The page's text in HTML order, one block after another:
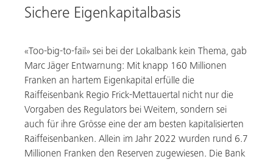
Sichere Eigenkapitalbasis
«Too-big-to-fail» sei bei der Lokalbank kein Thema, gab
Marc Jäger Entwarnung: Mit knapp 160 Millionen
Franken an hartem Eigenkapital erfülle die
Raiffeisenbank Regio Frick-Mettauertal nicht nur die
Vorgaben des Regulators bei Weitem, sondern sei
auch für ihre Grösse eine der am besten kapitalisierten
Raiffeisenbanken. Allein im Jahr 2022 wurden rund 6.7
Millionen Franken den Reserven zugewiesen. Die Bank